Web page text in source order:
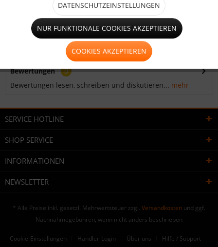
Beschreibung
Rundöse für PVC Plane , PVC Netz und transparente /
transluzente PVC Plane zur...
Bewertungen
0
Bewertungen lesen, schreiben und diskutieren... mehr
SERVICE HOTLINE
SHOP SERVICE
INFORMATIONEN
NEWSLETTER
* Alle Preise inkl. gesetzl. Mehrwertsteuer zzgl. Versandkosten und ggf.
Nachnahmegebühren, wenn nicht anders beschrieben
Cookie-Einstellungen Händler-Login Über uns Hilfe / Support
DATENSCHUTZEINSTELLUNGEN
NUR FUNKTIONALE COOKIES AKZEPTIEREN
COOKIES AKZEPTIEREN